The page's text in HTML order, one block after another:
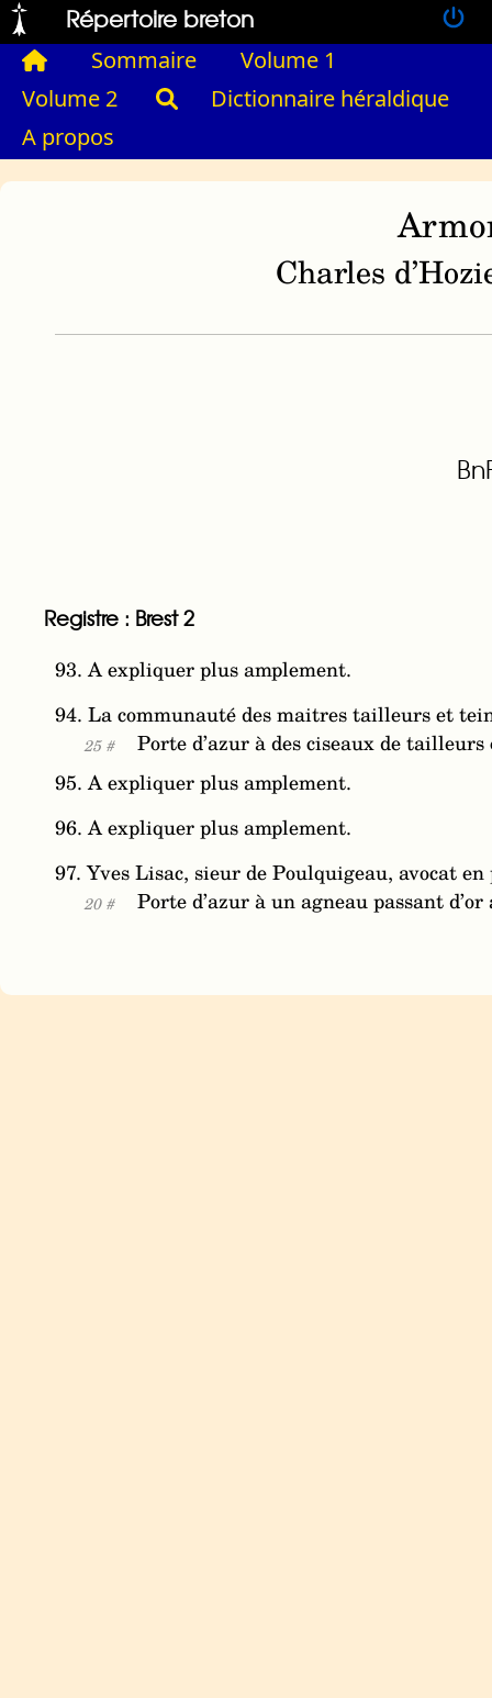
Répertoire breton
Sommaire
Volume 1
Volume 2
Dictionnaire héraldique
A propos
Charles
Registre : Brest 2
93. A expliquer plus amplement.
94. La communauté des maitres tailleurs et
25 #
Porte d’azur à des ciseaux de
95. A expliquer plus amplement.
96. A expliquer plus amplement.
97. Yves Lisac, sieur de Poulquigeau, avocat
20 # Porte d’azur à un agneau passant